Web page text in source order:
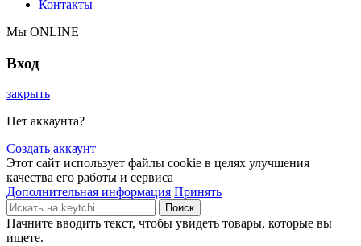
Контакты
Мы ONLINE
Вход
закрыть
Нет аккаунта?
Создать аккаунт
Этот сайт использует файлы cookie в целях улучшения
качества его работы и сервиса
Дополнительная информация Принять
Поиск
Начните вводить текст, чтобы увидеть товары, которые вы
ищете.